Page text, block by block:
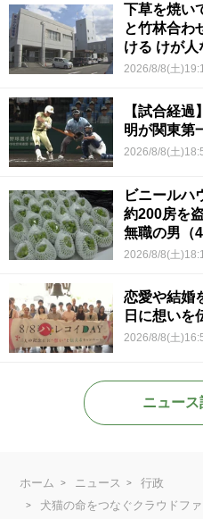
下草を焼い
と竹林合わ
ける けが
2026/8/8(土
【試合経
明が関東第
2026/8/8(土
ビニールハ
約200房を
無職の男（
2026/8/8(土
恋愛や結婚
日に想いを
2026/8/8(土
ニュー
ホーム ニュース
行政
犬猫の命をつなぐクラウドフ